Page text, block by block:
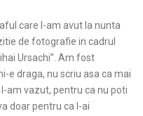
care l-am avut la nunta
de fotografie in cadrul
Ursachi”. Am fost
e draga, nu scriu asa ca mai
am vazut, pentru ca nu poti
doar pentru ca l-ai